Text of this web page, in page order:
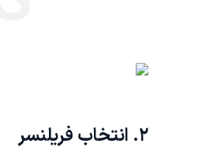
۲. انتخاب فریلنسر